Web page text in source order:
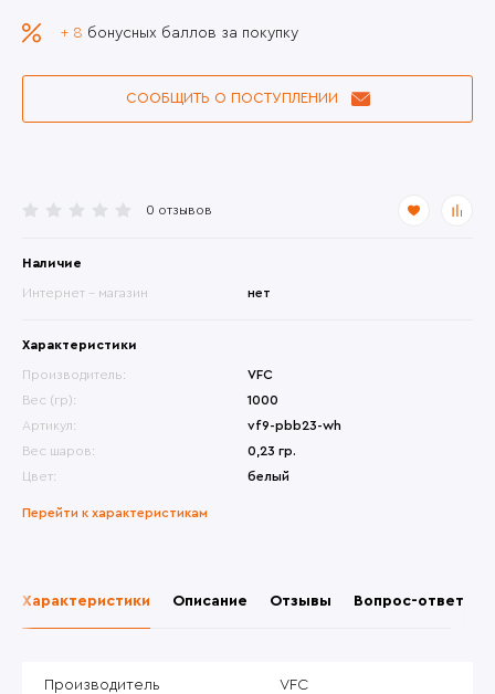
0 отзывов
Наличие
Интернет - магазин нет
Характеристики
Производитель:
VFC
Вес (гр):
1000
Артикул:
vf9-pbb23-wh
Вес шаров:
0,23 гр.
Цвет:
белый
Перейти к характеристикам
+ 8 бонусных баллов за покупку
СООБЩИТЬ О ПОСТУПЛЕНИИ
Характеристики Описание Отзывы Вопрос-ответ
Производитель VFC